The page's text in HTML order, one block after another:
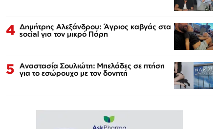
4 Δημήτρης Αλεξάνδρου: Άγριος καβγάς στα
social για τον μικρό Πάρη
5 Αναστασία Σουλιώτη: Μπελάδες σε πτήση
για το εσώρουχο με τον δονητή